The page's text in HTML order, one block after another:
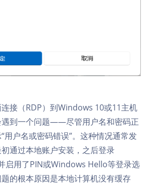
接（RDP）到Windows 10或11主机
遇到一个问题——尽管用户名和密码正
用户名或密码错误”。这种情况通常发
通过本地账户安装，之后登录
启用了PIN或Windows Hello等登录选
的根本原因是本地计算机没有缓存